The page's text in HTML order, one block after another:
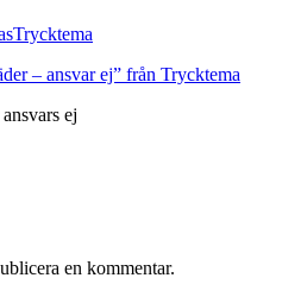
ej
en kommentar.